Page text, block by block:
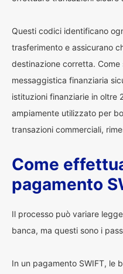
Questi codici identificano
trasferimento e assicurano
destinazione corretta.
messaggistica finanziaria
istituzioni finanziarie in oltre
ampiamente utilizzato per
transazioni commerciali,
Come
pagamento
Il processo può variare
banca, ma questi sono i
In un pagamento SWIFT, le